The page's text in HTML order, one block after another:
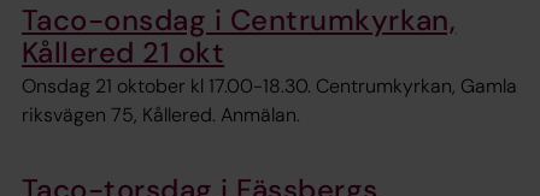
Taco-onsdag i Centrumkyrkan,
Kållered 21 okt
Onsdag 21 oktober kl 17.00-18.30. Centrumkyrkan, Gamla
riksvägen 75, Kållered. Anmälan.